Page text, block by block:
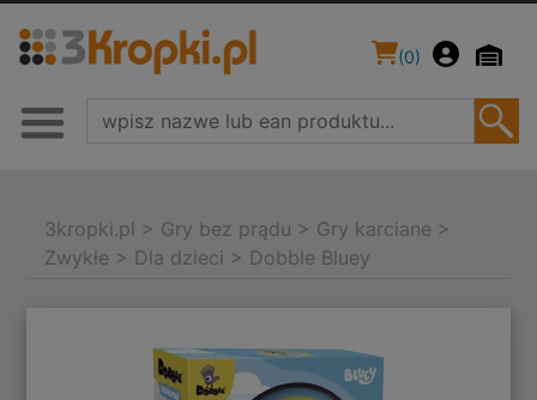
(0)
3kropki.pl > Gry bez prądu > Gry karciane >
Zwykłe > Dla dzieci > Dobble Bluey